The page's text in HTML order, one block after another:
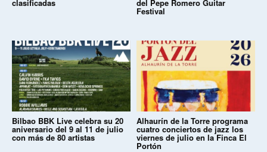
clasificadas del Pepe Romero Guitar
Festival
Bilbao BBK Live celebra su 20
aniversario del 9 al 11 de julio
con más de 80 artistas
Alhaurín de la Torre programa
cuatro conciertos de jazz los
viernes de julio en la Finca El
Portón